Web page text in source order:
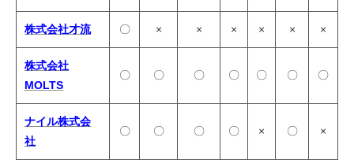
株式会社才流 〇 × × × × × ×
株式会社
MOLTS
〇 〇 〇 〇 〇 〇 〇
ナイル株式会
社
〇 〇 〇 〇 × 〇 ×